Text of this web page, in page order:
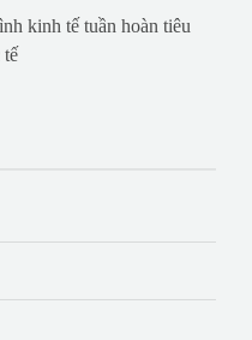
kinh tế tuần hoàn tiêu
tế